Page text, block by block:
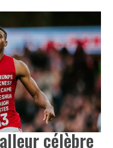
célèbre